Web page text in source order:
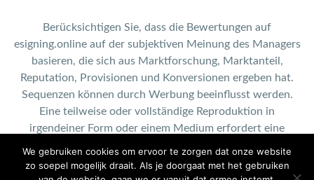
Berücksichtigen Sie, dass die Bewertungen auf
esigning.online auf der subjektiven Meinung des Managers
basieren, die sich aus Marktforschung, Marktanteil,
Reputation, Provisionen und Konversionen ergeben hat.
Sequenzen können durch Werbung beeinflusst werden.
Eine teilweise oder vollständige Reproduktion in
irgendeiner Form oder einem Medium erfordert eine
We gebruiken cookies om ervoor te zorgen dat onze website
zo soepel mogelijk draait. Als je doorgaat met het gebruiken